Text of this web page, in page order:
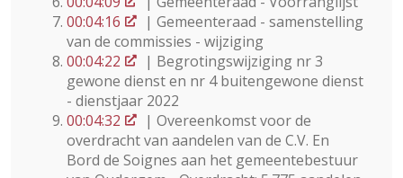
00:04:16
| Gemeenteraad - samenstelling
van de commissies - wijziging
00:04:22
| Begrotingswijziging nr 3
gewone dienst en nr 4 buitengewone dienst
- dienstjaar 2022
00:04:32
| Overeenkomst voor de
overdracht van aandelen van de C.V. En
Bord de Soignes aan het gemeentebestuur